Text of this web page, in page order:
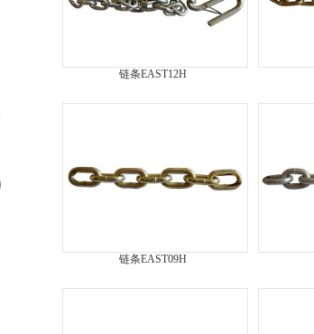
链条EAST12H
链条EAST09H